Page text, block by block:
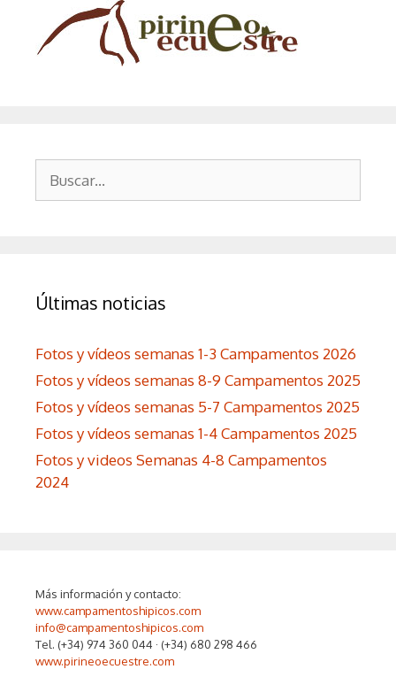
Últimas noticias
Fotos y vídeos semanas 1-3 Campamentos 2026
Fotos y vídeos semanas 8-9 Campamentos 2025
Fotos y vídeos semanas 5-7 Campamentos 2025
Fotos y vídeos semanas 1-4 Campamentos 2025
Fotos y videos Semanas 4-8 Campamentos
2024
Más información y contacto:
www.campamentoshipicos.com
info@campamentoshipicos.com
Tel. (+34) 974 360 044 · (+34) 680 298 466
www.pirineoecuestre.com